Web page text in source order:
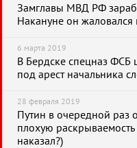
Замглавы МВД РФ
Накануне он
6 марта 2019
В Бердске спецназ ФСБ
под арест начальника
28 февраля 2019
Путин в очередной раз
плохую
наказал?)